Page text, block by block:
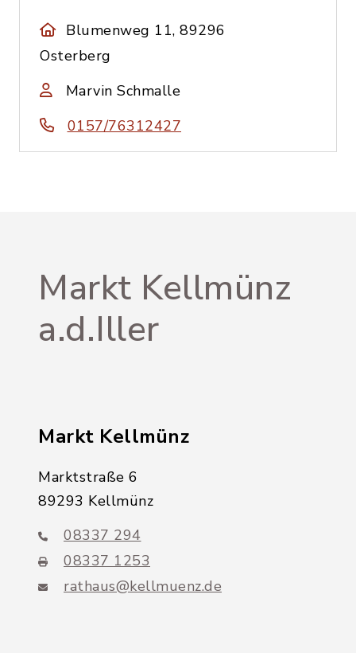
Blumenweg 11, 89296
Osterberg
Marvin Schmalle
0157/76312427
Markt Kellmünz
a.d.Iller
Markt Kellmünz
Marktstraße 6
89293 Kellmünz
08337 294
08337 1253
rathaus@kellmuenz.de